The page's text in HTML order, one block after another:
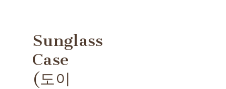
Sunglass
Case
(도이